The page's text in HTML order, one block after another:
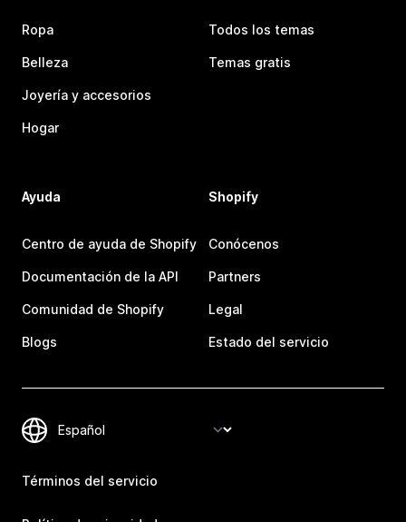
Ropa
Belleza
Joyería y accesorios
Hogar
Todos los temas
Temas gratis
Ayuda
Centro de ayuda de Shopify
Documentación de la API
Comunidad de Shopify
Blogs
Shopify
Conócenos
Partners
Legal
Estado del servicio
Términos del servicio